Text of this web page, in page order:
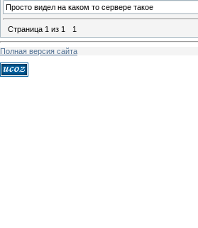
Просто видел на каком то сервере такое
Страница 1 из 1 1
Полная версия сайта